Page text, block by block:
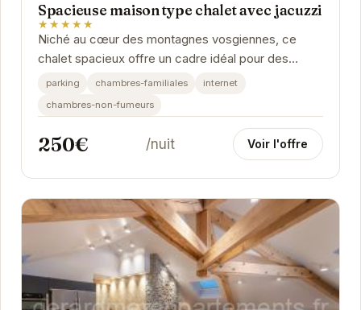
Spacieuse maison type chalet avec jacuzzi
★★★★★
Niché au cœur des montagnes vosgiennes, ce
chalet spacieux offre un cadre idéal pour des
vacances relaxantes. Avec son jacuzzi privé, son...
parking chambres-familiales
internet
chambres-non-fumeurs
250€ /nuit Voir l'offre